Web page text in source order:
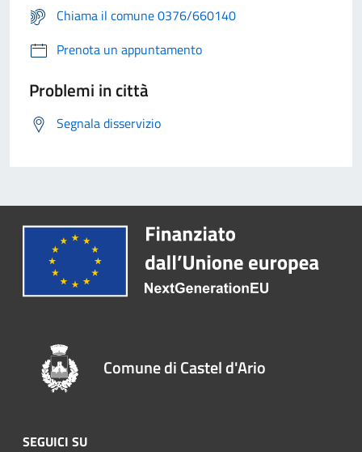
Chiama il comune 0376/660140
Prenota un appuntamento
Problemi in città
Segnala disservizio
Comune di Castel d'Ario
SEGUICI SU